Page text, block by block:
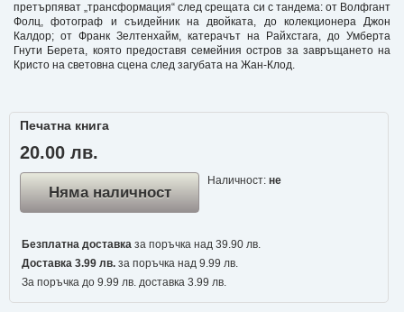
претърпяват „трансформация“ след срещата си с тандема: от Волфгант
Фолц, фотограф и съидейник на двойката, до колекционера Джон
Калдор; от Франк Зелтенхайм, катерачът на Райхстага, до Умберта
Гнути Берета, която предоставя семейния остров за завръщането на
Кристо на световна сцена след загубата на Жан-Клод.
Печатна книга
20.00 лв.
Няма наличност
Наличност: не
Безплатна доставказа поръчка над 39.90 лв.
Доставка 3.99 лв.за поръчка над 9.99 лв.
За поръчка до 9.99 лв. доставка 3.99 лв.